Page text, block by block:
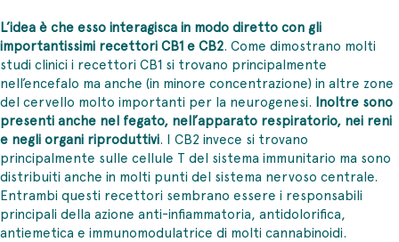
L’idea è che esso interagisca in modo diretto con gli
importantissimi recettori CB1 e CB2. Come dimostrano molti
studi clinici i recettori CB1 si trovano principalmente
nell’encefalo ma anche (in minore concentrazione) in altre zone
del cervello molto importanti per la neurogenesi. Inoltre sono
presenti anche nel fegato, nell’apparato respiratorio, nei reni
e negli organi riproduttivi. I CB2 invece si trovano
principalmente sulle cellule T del sistema immunitario ma sono
distribuiti anche in molti punti del sistema nervoso centrale.
Entrambi questi recettori sembrano essere i responsabili
principali della azione anti-infiammatoria, antidolorifica,
antiemetica e immunomodulatrice di molti cannabinoidi.